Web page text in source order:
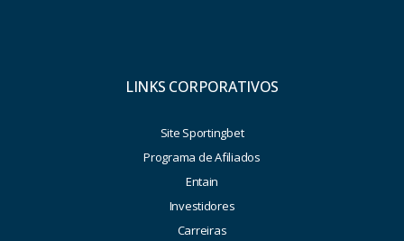
LINKS CORPORATIVOS
Site Sportingbet
Programa de Afiliados
Entain
Investidores
Carreiras